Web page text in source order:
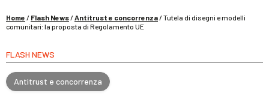
Home / Flash News/Antitrust e concorrenza/Tutela di disegni e modelli
comunitari: la proposta di Regolamento UE
FLASH NEWS
Antitrust e concorrenza